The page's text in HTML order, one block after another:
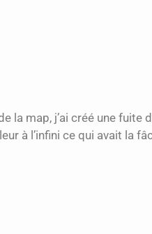
la map, j’ai créé une
à l’infini ce qui avait la